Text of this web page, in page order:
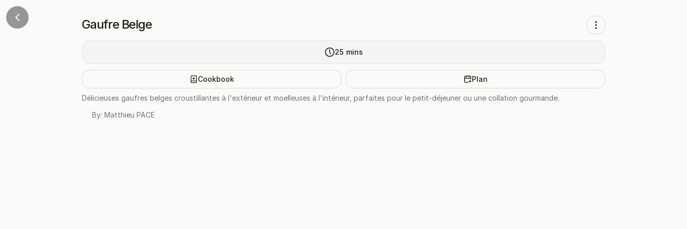
Gaufre Belge
25 mins
Cookbook Plan
Délicieuses gaufres belges croustillantes à l'extérieur et moelleuses à l'intérieur, parfaites pour le petit-déjeuner ou une collation gourmande.
By: Matthieu PACE